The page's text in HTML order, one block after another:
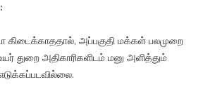
கிடைக்காததால், அப்பகுதி மக்கள் பலமுறை
துறை அதிகாரிகளிடம் மனு அளித்தும்